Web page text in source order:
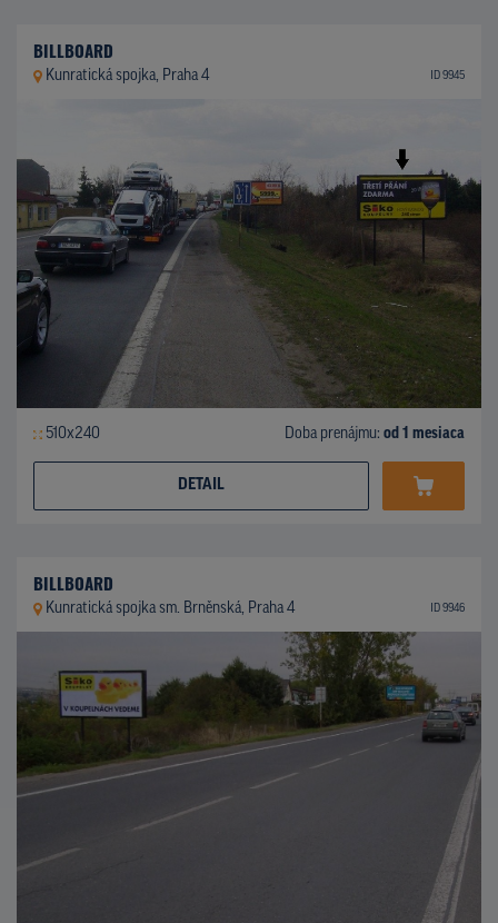
BILLBOARD
Kunratická spojka, Praha 4 ID 9945
510x240 Doba prenájmu: od 1 mesiaca
DETAIL
BILLBOARD
Kunratická spojka sm. Brněnská, Praha 4 ID 9946